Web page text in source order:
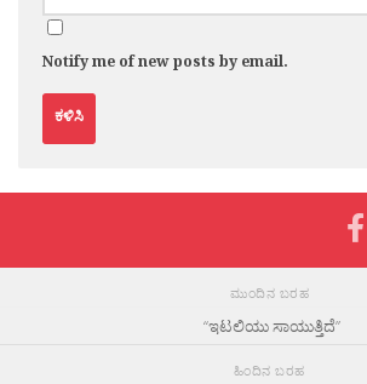
Notify me of new posts by email.
ಮುಂದಿನ ಬರಹ
“ಇಟಲಿಯು ಸಾಯುತ್ತಿದೆ”
ಹಿಂದಿನ ಬರಹ